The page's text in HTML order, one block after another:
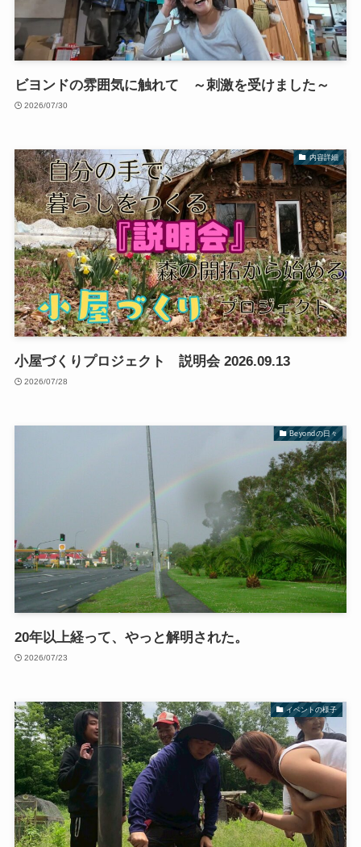
ビヨンドの雰囲気に触れて ～刺激を受けました～
2026/07/30
内容詳細
小屋づくりプロジェクト 説明会 2026.09.13
2026/07/28
Beyondの日々
20年以上経って、やっと解明された。
2026/07/23
イベントの様子